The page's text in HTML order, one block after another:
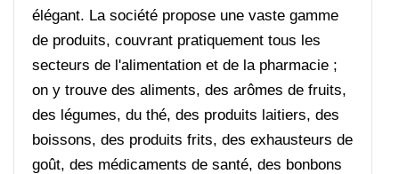
élégant. La société propose une vaste gamme
de produits, couvrant pratiquement tous les
secteurs de l'alimentation et de la pharmacie ;
on y trouve des aliments, des arômes de fruits,
des légumes, du thé, des produits laitiers, des
boissons, des produits frits, des exhausteurs de
goût, des médicaments de santé, des bonbons